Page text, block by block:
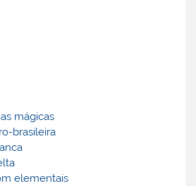
mágicas
brasileira
elementais